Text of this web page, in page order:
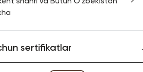
sertifikatlar